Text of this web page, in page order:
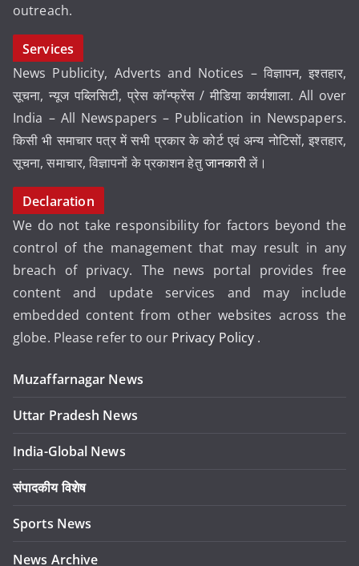
outreach.
Services
News Publicity, Adverts and Notices – विज्ञापन, इश्तहार,
सूचना, न्यूज पब्लिसिटी, प्रेस कॉन्फ्रेंस / मीडिया कार्यशाला. All over
India – All Newspapers – Publication in Newspapers.
किसी भी समाचार पत्र में सभी प्रकार के कोर्ट एवं अन्य नोटिसों, इश्तहार,
सूचना, समाचार, विज्ञापनों के प्रकाशन हेतुजानकारीलें।
Declaration
We do not take responsibility for factors beyond the
control of the management that may result in any
breach of privacy. The news portal provides free
content and update services and may include
embedded content from other websites across the
globe. Please refer to our Privacy Policy .
Muzaffarnagar News
Uttar Pradesh News
India-Global News
संपादकीय विशेष
Sports News
News Archive